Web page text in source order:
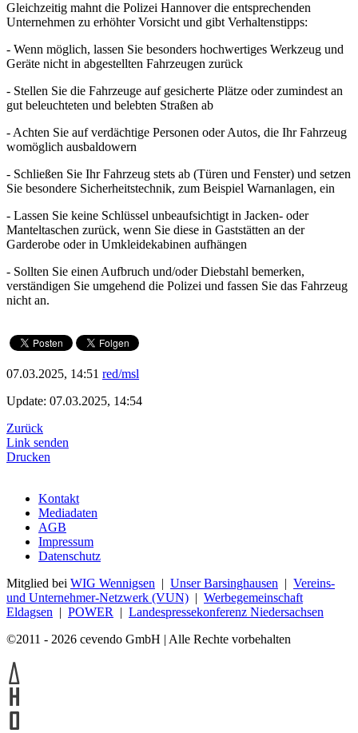
Gleichzeitig mahnt die Polizei Hannover die entsprechenden
Unternehmen zu erhöhter Vorsicht und gibt Verhaltenstipps:
- Wenn möglich, lassen Sie besonders hochwertiges Werkzeug und
Geräte nicht in abgestellten Fahrzeugen zurück
- Stellen Sie die Fahrzeuge auf gesicherte Plätze oder zumindest an
gut beleuchteten und belebten Straßen ab
- Achten Sie auf verdächtige Personen oder Autos, die Ihr Fahrzeug
womöglich ausbaldowern
- Schließen Sie Ihr Fahrzeug stets ab (Türen und Fenster) und setzen
Sie besondere Sicherheitstechnik, zum Beispiel Warnanlagen, ein
- Lassen Sie keine Schlüssel unbeaufsichtigt in Jacken- oder
Manteltaschen zurück, wenn Sie diese in Gaststätten an der
Garderobe oder in Umkleidekabinen aufhängen
- Sollten Sie einen Aufbruch und/oder Diebstahl bemerken,
verständigen Sie umgehend die Polizei und fassen Sie das Fahrzeug
nicht an.
07.03.2025, 14:51 red/msl
Update: 07.03.2025, 14:54
Zurück
Link senden
Drucken
Kontakt
Mediadaten
AGB
Impressum
Datenschutz
Mitglied bei WIG Wennigsen | Unser Barsinghausen | Vereins-
und Unternehmer-Netzwerk (VUN) | Werbegemeinschaft
Eldagsen | POWER | Landespressekonferenz Niedersachsen
©2011 - 2026 cevendo GmbH | Alle Rechte vorbehalten